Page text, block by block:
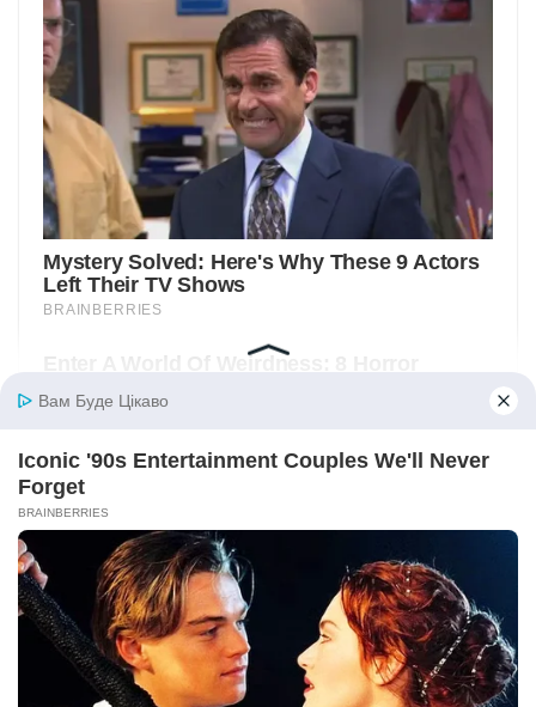
Вам Буде Цікаво
Iconic '90s Entertainment Couples We'll Never
Forget
BRAINBERRIES